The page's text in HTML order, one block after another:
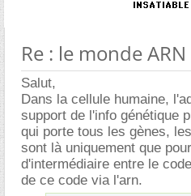
Re : le monde ARN
Salut,
Dans la cellule humaine,
support de l'info génétique
qui porte tous les gènes,
sont là uniquement que
d'intermédiaire entre le
de ce code via l'arn.